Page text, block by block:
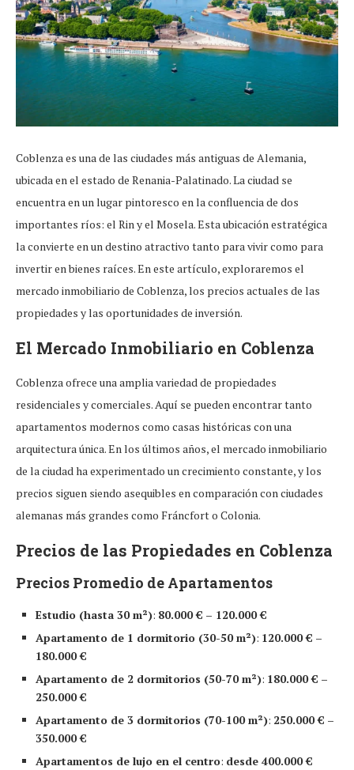
Coblenza es una de las ciudades más antiguas de Alemania,
ubicada en el estado de Renania-Palatinado. La ciudad se
encuentra en un lugar pintoresco en la confluencia de dos
importantes ríos: el Rin y el Mosela. Esta ubicación estratégica
la convierte en un destino atractivo tanto para vivir como para
invertir en bienes raíces. En este artículo, exploraremos el
mercado inmobiliario de Coblenza, los precios actuales de las
propiedades y las oportunidades de inversión.
El Mercado Inmobiliario en Coblenza
Coblenza ofrece una amplia variedad de propiedades
residenciales y comerciales. Aquí se pueden encontrar tanto
apartamentos modernos como casas históricas con una
arquitectura única. En los últimos años, el mercado inmobiliario
de la ciudad ha experimentado un crecimiento constante, y los
precios siguen siendo asequibles en comparación con ciudades
alemanas más grandes como Fráncfort o Colonia.
Precios de las Propiedades en Coblenza
Precios Promedio de Apartamentos
Estudio (hasta 30 m²): 80.000 € – 120.000 €
Apartamento de 1 dormitorio (30-50 m²): 120.000 € –
180.000 €
Apartamento de 2 dormitorios (50-70 m²): 180.000 € –
250.000 €
Apartamento de 3 dormitorios (70-100 m²): 250.000 € –
350.000 €
Apartamentos de lujo en el centro: desde 400.000 €